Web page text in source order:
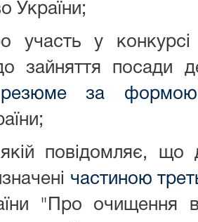
України;
участь у конкурсі
зайняття посади
резюме за формою
повідомляє, що
частиною
"Про очищення